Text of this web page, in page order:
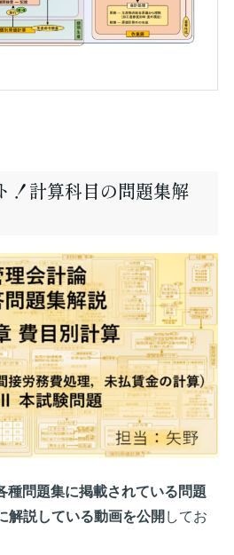
！計算科目の問題集解
種問題集に掲載されている問題
解説している動画を公開 してお